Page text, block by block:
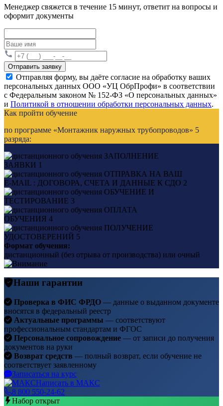
Менеджер свяжется в течение 15 минут, ответит на вопросы и
оформит документы
Отправить заявку
Отправляя форму, вы даёте согласие на обработку ваших
персональных данных ООО «УЦ ОбрПрофи» в соответствии
с Федеральным законом № 152-ФЗ «О персональных данных»
и Политикой в отношении обработки персональных данных.
Как пройти обучение
по программе «Монтажник наружных трубопроводов» 5
разряда:
ЗАПОЛНЕНИЕ
ЗАЯВКИ 1
ОТПРАВКА НА ВАШ
E-MAIL : ДОГОВОРА, СЧЕТА И ДАННЫЕ К СДО 2
ОБУЧЕНИЕ И
ТЕСТИРОВАНИЕ 3
ОПЛАТА
ОБУЧЕНИЯ 4
ПОЛУЧЕНИЕ
УДОСТОВЕРЕНИЙ 5
Формат обучения:
дистанционный (без отрыва от производства) или очный
Наши гарантии
Проверка в ФИС ФРДО — данные о выданном документе
вносятся в федеральный реестр
Актуальные программы — соответствуют
профессиональным стандартам и ФГОС
Персональное сопровождение — от записи до получения
документов на руки
Возврат средств — полный возврат, если обучение не
соответствует заявленному
Записаться на курс
Написать в МАКС
8 800 550-24-62
Набор открыт